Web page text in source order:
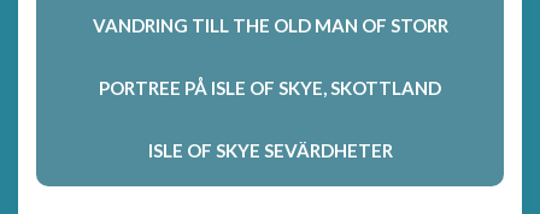
VANDRING TILL THE OLD MAN OF STORR
PORTREE PÅ ISLE OF SKYE, SKOTTLAND
ISLE OF SKYE SEVÄRDHETER